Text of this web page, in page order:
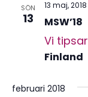
SÖN
13
13 maj, 2018
MSW’18
Vi tipsar
Finland
februari 2018